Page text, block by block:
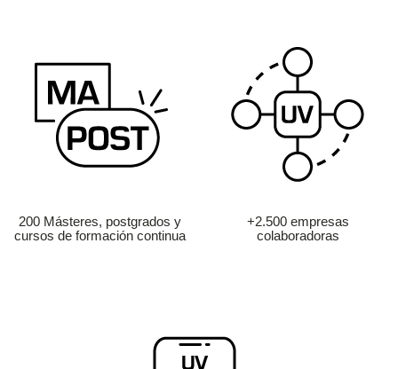
200 Másteres, postgrados y
cursos de formación continua
+2.500 empresas
colaboradoras